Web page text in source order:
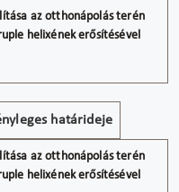
határideje